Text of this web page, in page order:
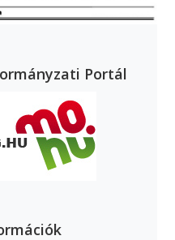
Portál